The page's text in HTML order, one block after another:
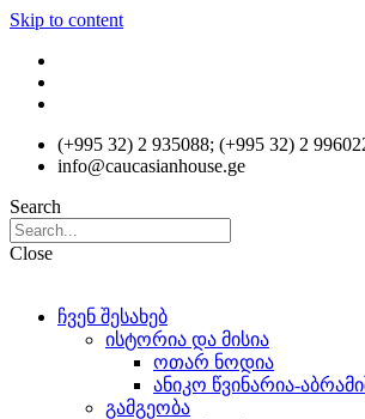
Skip to content
(+995 32) 2 935088; (+995 32) 2
info@caucasianhouse.ge
Search
Close
ჩვენ შესახებ
ისტორია და მისია
ოთარ ნოდია
ანიკო წვინარია-
გამგეობა